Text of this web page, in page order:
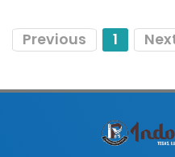
Previous 1